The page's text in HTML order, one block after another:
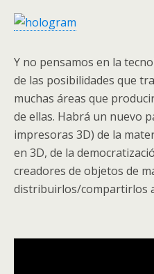
Y no pensamos en la
de las posibilidades que
muchas áreas que
de ellas. Habrá un nuevo
impresoras 3D) de la
en 3D, de la
creadores de objetos de
distribuirlos/compartirlos